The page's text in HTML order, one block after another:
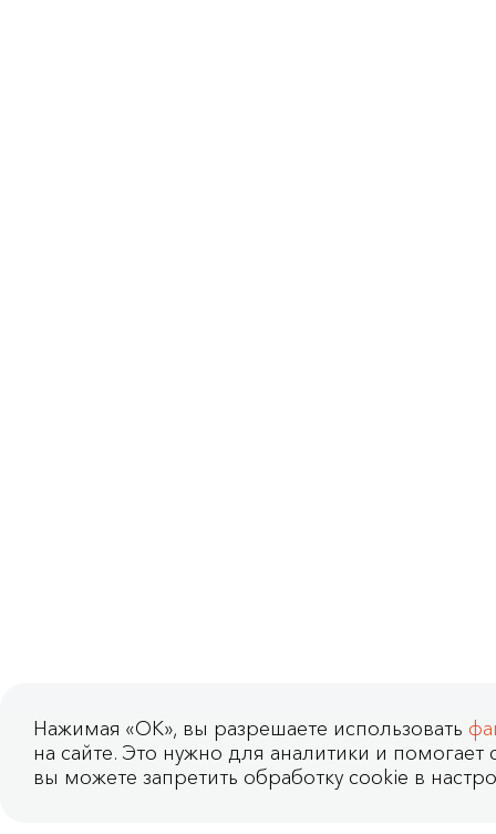
Нажимая «OK», вы разрешаете использовать
на сайте. Это нужно для аналитики и помогает
вы можете запретить обработку cookie в